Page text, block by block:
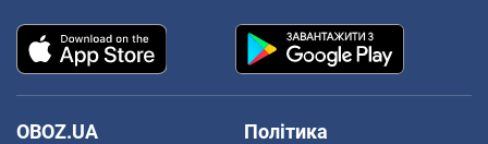
OBOZ.UA
Політика